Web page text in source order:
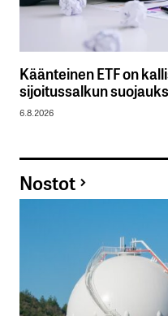
Käänteinen ETF on
sijoitussalkun
6.8.2026
Nostot